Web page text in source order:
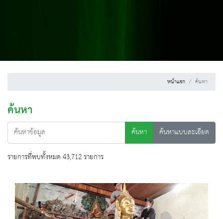
หน้าแรก ค้นหา
ค้นหา
ค้นหา
ค้นหาแบบละเอียด
รายการที่พบทั้งหมด 43,712 รายการ